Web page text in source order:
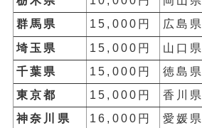
群馬県
15,000円 広島県
埼玉県
15,000円 山口県
千葉県
15,000円 徳島県
東京都
15,000円 香川県
神奈川県
16,000円 愛媛県